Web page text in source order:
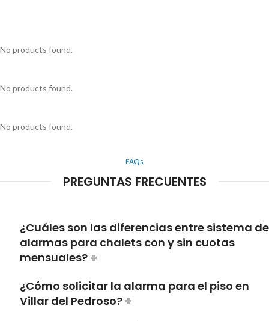
No products found.
No products found.
No products found.
FAQs
PREGUNTAS FRECUENTES
¿Cuáles son las diferencias entre sistema de
alarmas para chalets con y sin cuotas
mensuales?
¿Cómo solicitar la alarma para el piso en
Villar del Pedroso?